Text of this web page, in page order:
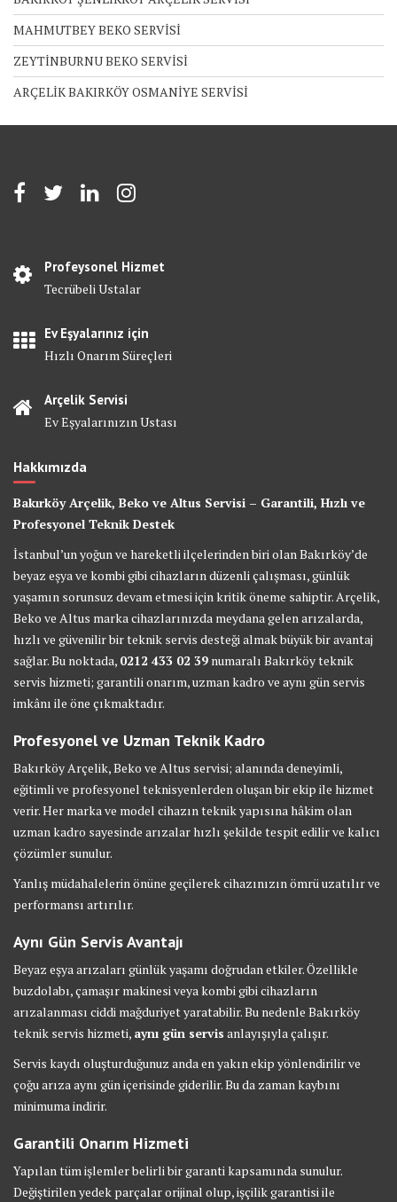
MAHMUTBEY BEKO SERVİSİ
ZEYTİNBURNU BEKO SERVİSİ
ARÇELİK BAKIRKÖY OSMANİYE SERVİSİ
Profeysonel Hizmet
Tecrübeli Ustalar
Ev Eşyalarınız için
Hızlı Onarım Süreçleri
Arçelik Servisi
Ev Eşyalarınızın Ustası
Hakkımızda
Bakırköy Arçelik, Beko ve Altus Servisi – Garantili, Hızlı ve
Profesyonel Teknik Destek
İstanbul’un yoğun ve hareketli ilçelerinden biri olan Bakırköy’de
beyaz eşya ve kombi gibi cihazların düzenli çalışması, günlük
yaşamın sorunsuz devam etmesi için kritik öneme sahiptir. Arçelik,
Beko ve Altus marka cihazlarınızda meydana gelen arızalarda,
hızlı ve güvenilir bir teknik servis desteği almak büyük bir avantaj
sağlar. Bu noktada, 0212 433 02 39 numaralı Bakırköy teknik
servis hizmeti; garantili onarım, uzman kadro ve aynı gün servis
imkânı ile öne çıkmaktadır.
Profesyonel ve Uzman Teknik Kadro
Bakırköy Arçelik, Beko ve Altus servisi; alanında deneyimli,
eğitimli ve profesyonel teknisyenlerden oluşan bir ekip ile hizmet
verir. Her marka ve model cihazın teknik yapısına hâkim olan
uzman kadro sayesinde arızalar hızlı şekilde tespit edilir ve kalıcı
çözümler sunulur.
Yanlış müdahalelerin önüne geçilerek cihazınızın ömrü uzatılır ve
performansı artırılır.
Aynı Gün Servis Avantajı
Beyaz eşya arızaları günlük yaşamı doğrudan etkiler. Özellikle
buzdolabı, çamaşır makinesi veya kombi gibi cihazların
arızalanması ciddi mağduriyet yaratabilir. Bu nedenle Bakırköy
teknik servis hizmeti, aynı gün servis anlayışıyla çalışır.
Servis kaydı oluşturduğunuz anda en yakın ekip yönlendirilir ve
çoğu arıza aynı gün içerisinde giderilir. Bu da zaman kaybını
minimuma indirir.
Garantili Onarım Hizmeti
Yapılan tüm işlemler belirli bir garanti kapsamında sunulur.
Değiştirilen yedek parçalar orijinal olup, işçilik garantisi ile